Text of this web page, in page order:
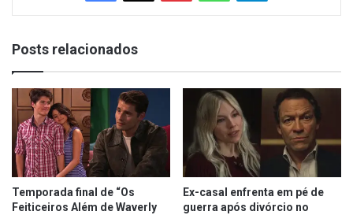
Posts relacionados
Temporada final de “Os
Feiticeiros Além de Waverly
Ex-casal enfrenta em pé de
guerra após divórcio no